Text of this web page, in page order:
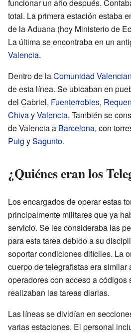
funcionar un año después.
total. La primera estación estaba
de la Aduana (hoy Ministerio de
La última se encontraba en un
Valencia.
Dentro de laComunidad
de esta línea. Se ubicaban en
del Cabriel, Fuenterrobles,
ChivayValencia. También se
de Valencia a Barcelona, con
Puig ySagunto.
¿Quiénes eran los
Los encargados de operar estas
principalmente militares que ya
servicio. Se les consideraba las
para esta tarea debido a su
soportar condiciones difíciles. La
cuerpo de telegrafistas era similar
operadores con acceso a códigos
realizaban las tareas diarias.
Las líneas se dividían en
varias estaciones. El personal